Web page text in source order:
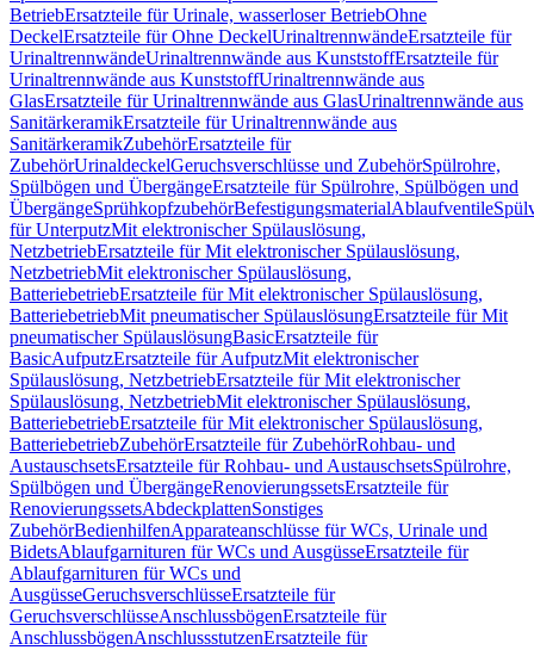
BetriebErsatzteile für Urinale, wasserloser BetriebOhne
DeckelErsatzteile für Ohne DeckelUrinaltrennwändeErsatzteile für
UrinaltrennwändeUrinaltrennwände aus KunststoffErsatzteile für
Urinaltrennwände aus KunststoffUrinaltrennwände aus
GlasErsatzteile für Urinaltrennwände aus GlasUrinaltrennwände aus
SanitärkeramikErsatzteile für Urinaltrennwände aus
SanitärkeramikZubehörErsatzteile für
ZubehörUrinaldeckelGeruchsverschlüsse und ZubehörSpülrohre,
Spülbögen und ÜbergängeErsatzteile für Spülrohre, Spülbögen und
ÜbergängeSprühkopfzubehörBefestigungsmaterialAblaufventile
für UnterputzMit elektronischer Spülauslösung,
NetzbetriebErsatzteile für Mit elektronischer Spülauslösung,
NetzbetriebMit elektronischer Spülauslösung,
BatteriebetriebErsatzteile für Mit elektronischer Spülauslösung,
BatteriebetriebMit pneumatischer SpülauslösungErsatzteile für Mit
pneumatischer SpülauslösungBasicErsatzteile für
BasicAufputzErsatzteile für AufputzMit elektronischer
Spülauslösung, NetzbetriebErsatzteile für Mit elektronischer
Spülauslösung, NetzbetriebMit elektronischer Spülauslösung,
BatteriebetriebErsatzteile für Mit elektronischer Spülauslösung,
BatteriebetriebZubehörErsatzteile für ZubehörRohbau- und
AustauschsetsErsatzteile für Rohbau- und AustauschsetsSpülrohre,
Spülbögen und ÜbergängeRenovierungssetsErsatzteile für
RenovierungssetsAbdeckplattenSonstiges
ZubehörBedienhilfenApparateanschlüsse für WCs, Urinale und
BidetsAblaufgarnituren für WCs und AusgüsseErsatzteile für
Ablaufgarnituren für WCs und
AusgüsseGeruchsverschlüsseErsatzteile für
GeruchsverschlüsseAnschlussbögenErsatzteile für
AnschlussbögenAnschlussstutzenErsatzteile für